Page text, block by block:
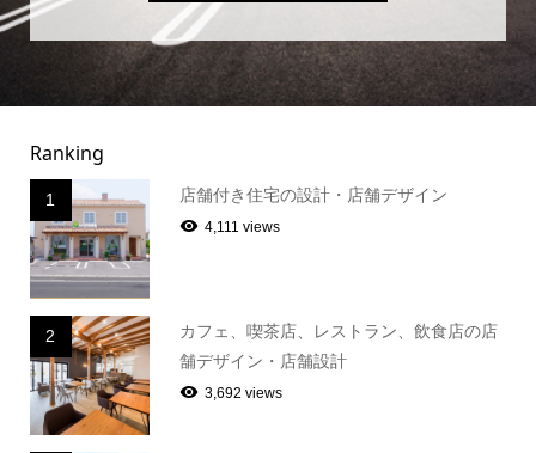
Ranking
1 店舗付き住宅の設計・店舗デザイン
4,111 views
2
カフェ、喫茶店、レストラン、飲食店の店
舗デザイン・店舗設計
3,692 views